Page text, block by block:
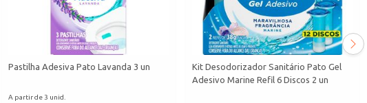
Pastilha Adesiva Pato Lavanda 3 un
A partir de 3 unid.
Kit Desodorizador Sanitário Pato Gel
Adesivo Marine Refil 6 Discos 2 un